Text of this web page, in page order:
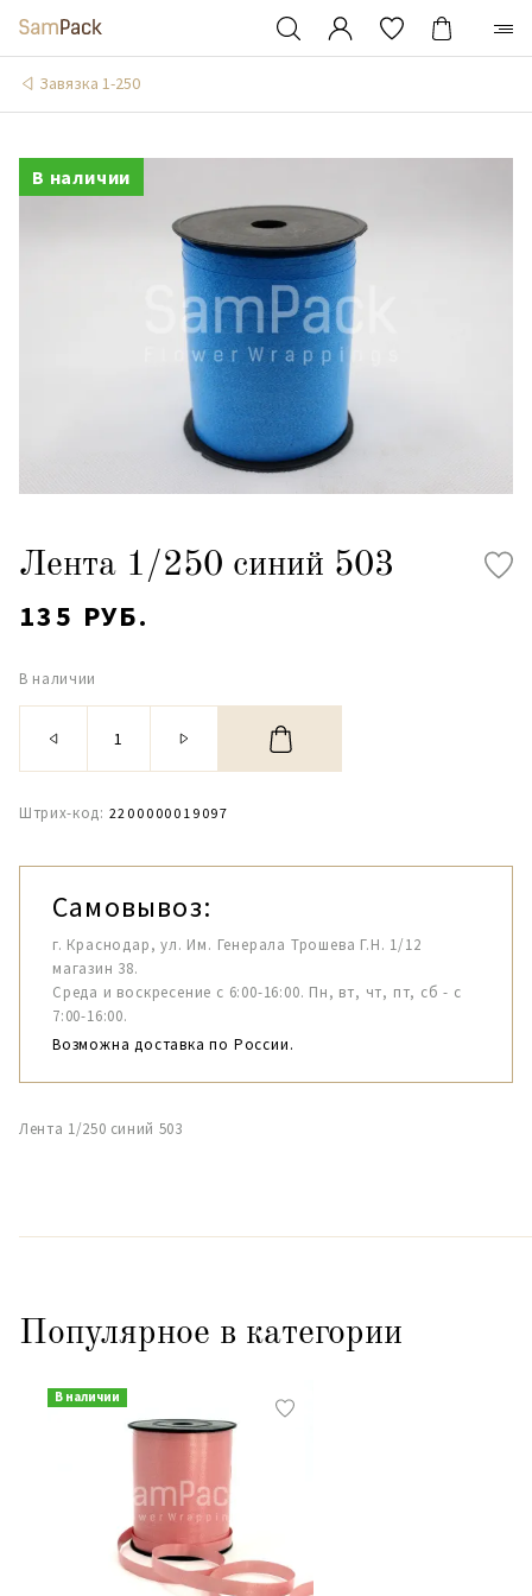
Завязка 1-250
В наличии
Лента 1/250 синий 503
135 РУБ.
В наличии
Штрих-код: 2200000019097
Самовывоз:
г. Краснодар, ул. Им. Генерала Трошева Г.Н. 1/12
магазин 38.
Среда и воскресение с 6:00-16:00. Пн, вт, чт, пт, сб - с
7:00-16:00.
Возможна доставка по России.
Лента 1/250 синий 503
Популярное в категории
В наличии